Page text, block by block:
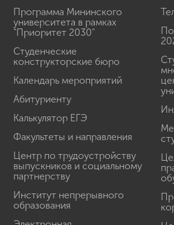
Программа Мининского
университета в рамках
"Приоритет 2030"
Студенческие
конструкторские бюро
Календарь мероприятий
Абитуриенту
Калькулятор ЕГЭ
Факультеты и направления
Центр по трудоустройству
выпускников и социальному
партнерству
Институт непрерывного
образования